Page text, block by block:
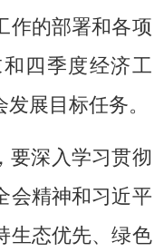
作的部署和各项
四季度经济工
展目标任务。
要深入学习贯彻
会精神和习近平
生态优先、绿色